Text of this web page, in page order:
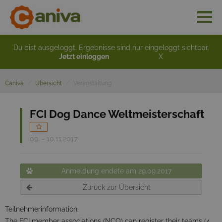
Du bist ausgeloggt. Ergebnisse sind nur eingeloggt sichtbar.
Jetzt einloggen
X
Caniva Übersicht
FCI Dog Dance Weltmeisterschaft
09. - 10.11.2017
Anmeldung endete am 29.09.2017
Zurück zur Übersicht
Teilnehmerinformation: